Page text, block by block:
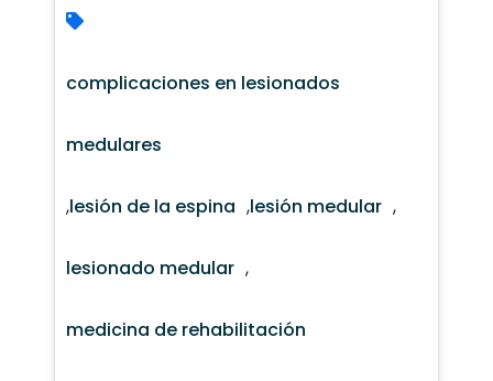
complicaciones en lesionados
medulares
,lesión de la espina ,lesión medular ,
lesionado medular ,
medicina de rehabilitación